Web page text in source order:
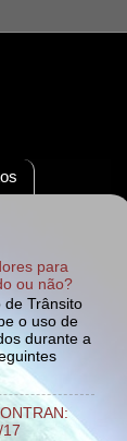
para
ou não?
de Trânsito
o uso de
durante a
17